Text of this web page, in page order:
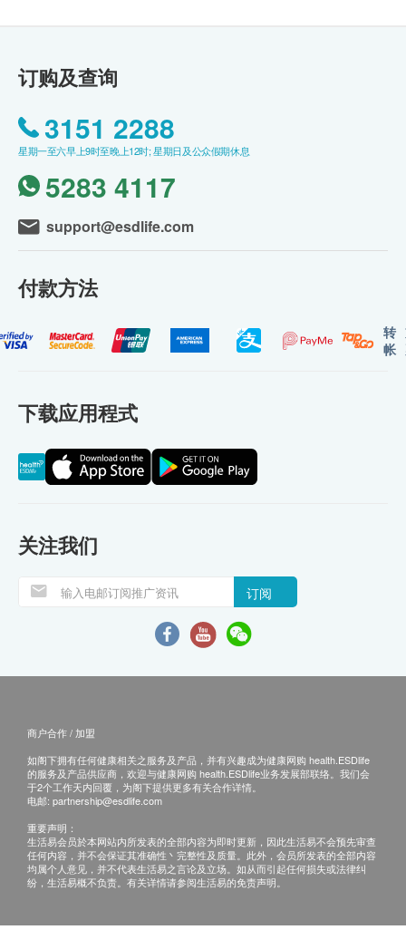
订购及查询
3151 2288
星期一至六早上9时至晚上12时; 星期日及公众假期休息
5283 4117
support@esdlife.com
付款方法
转
帐
下载应用程式
关注我们
订阅
商户合作 / 加盟
如阁下拥有任何健康相关之服务及产品，并有兴趣成为健康网购 health.ESDlife
的服务及产品供应商，欢迎与健康网购 health.ESDlife业务发展部联络。我们会
于2个工作天内回覆，为阁下提供更多有关合作详情。
电邮: partnership@esdlife.com
重要声明：
生活易会员於本网站内所发表的全部内容为即时更新，因此生活易不会预先审查
任何内容，并不会保证其准确性丶完整性及质量。此外，会员所发表的全部内容
均属个人意见，并不代表生活易之言论及立场。如从而引起任何损失或法律纠
纷，生活易概不负责。有关详情请参阅生活易的免责声明。